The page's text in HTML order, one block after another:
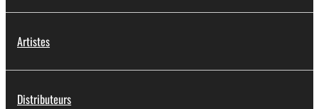
Artistes
Distributeurs